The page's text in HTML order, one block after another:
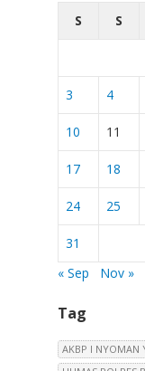
S
S
3 4
10 11
17 18
24 25
31
« Sep
Nov »
Tag
AKBP I NYOMAN